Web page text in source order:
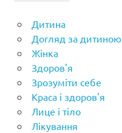
Дитина
Догляд за дитиною
Жінка
Здоров'я
Зрозуміти себе
Краса і здоров'я
Лице і тіло
Лікування